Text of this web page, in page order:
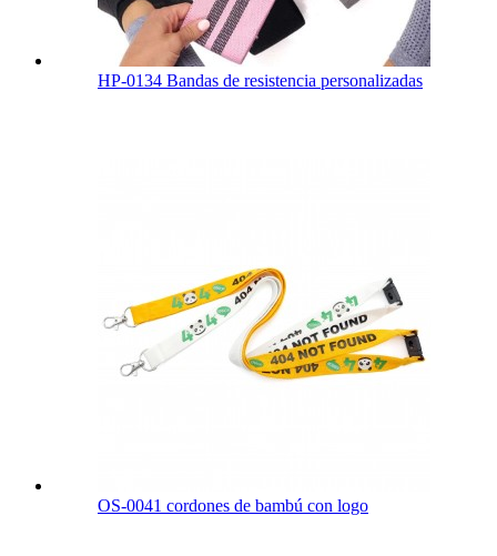
HP-0134 Bandas de resistencia personalizadas
OS-0041 cordones de bambú con logo